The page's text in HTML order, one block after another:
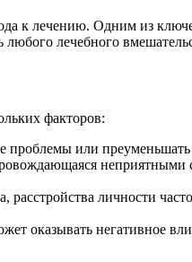
к лечению. Одним из
лечебного
факторов:
или преуменьшать
личности
оказывать негативное